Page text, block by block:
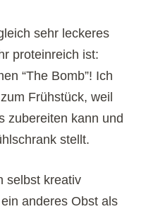
sehr leckeres
proteinreich ist:
“The Bomb”! Ich
Frühstück, weil
zubereiten kann und
stellt.
selbst kreativ
anderes Obst als